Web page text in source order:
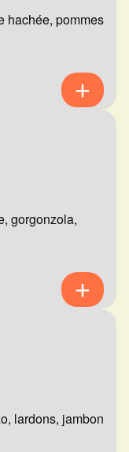
hachée, pommes
gorgonzola,
lardons, jambon